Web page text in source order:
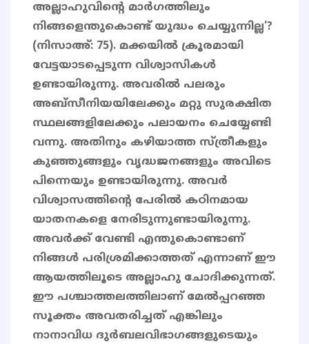
അല്ലാഹുവിന്റെ മാര്‍ഗത്തിലും
നിങ്ങളെന്തുകൊണ്ട് യുദ്ധം ചെയ്യുന്നില്ല'?
(നിസാഅ്: 75). മക്കയിൽ ക്രൂരമായി
വേട്ടയാടപ്പെടുന്ന വിശ്വാസികൾ
ഉണ്ടായിരുന്നു. അവരിൽ പലരും
അബ്സീനിയയിലേക്കും മറ്റു സുരക്ഷിത
സ്ഥലങ്ങളിലേക്കും പലായനം ചെയ്യേണ്ടി
വന്നു. അതിനും കഴിയാത്ത സ്ത്രീകളും
കുഞ്ഞുങ്ങളും വൃദ്ധജനങ്ങളും അവിടെ
പിന്നെയും ഉണ്ടായിരുന്നു. അവർ
വിശ്വാസത്തിൻ്റെ പേരിൽ കഠിനമായ
യാതനകളെ നേരിടുന്നുണ്ടായിരുന്നു.
അവർക്ക് വേണ്ടി എന്തുകൊണ്ടാണ്
നിങ്ങൾ പരിശ്രമിക്കാത്തത് എന്നാണ് ഈ
ആയത്തിലൂടെ അല്ലാഹു ചോദിക്കുന്നത്.
ഈ പശ്ചാത്തലത്തിലാണ് മേൽപ്പറഞ്ഞ
സൂക്തം അവതരിച്ചത് എങ്കിലും
നാനാവിധ ദുര്‍ബലവിഭാഗങ്ങളുടെയും